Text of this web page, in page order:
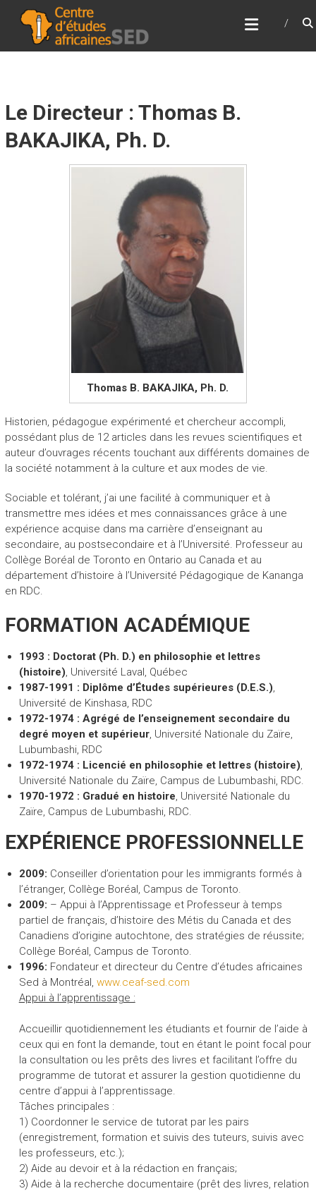
content
CENTRE D’ÉTUDES
AFRICAINES
Pour la renaissance de l'Afrique
Le Directeur : Thomas B.
BAKAJIKA, Ph. D.
Thomas B. BAKAJIKA, Ph. D.
Historien, pédagogue expérimenté et chercheur accompli,
possédant plus de 12 articles dans les revues scientifiques et
auteur d’ouvrages récents touchant aux différents domaines de
la société notamment à la culture et aux modes de vie.
Sociable et tolérant, j’ai une facilité à communiquer et à
transmettre mes idées et mes connaissances grâce à une
expérience acquise dans ma carrière d’enseignant au
secondaire, au postsecondaire et à l’Université. Professeur au
Collège Boréal de Toronto en Ontario au Canada et au
département d’histoire à l’Université Pédagogique de Kananga
en RDC.
FORMATION ACADÉMIQUE
1993 : Doctorat (Ph. D.) en philosophie et lettres
(histoire), Université Laval, Québec
1987-1991 : Diplôme d’Études supérieures (D.E.S.),
Université de Kinshasa, RDC
1972-1974 : Agrégé de l’enseignement secondaire du
degré moyen et supérieur, Université Nationale du Zaïre,
Lubumbashi, RDC
1972-1974 : Licencié en philosophie et lettres (histoire),
Université Nationale du Zaïre, Campus de Lubumbashi, RDC.
1970-1972 : Gradué en histoire, Université Nationale du
Zaïre, Campus de Lubumbashi, RDC.
EXPÉRIENCE PROFESSIONNELLE
2009: Conseiller d’orientation pour les immigrants formés à
l’étranger, Collège Boréal, Campus de Toronto.
2009: – Appui à l’Apprentissage et Professeur à temps
partiel de français, d’histoire des Métis du Canada et des
Canadiens d’origine autochtone, des stratégies de réussite;
Collège Boréal, Campus de Toronto.
1996: Fondateur et directeur du Centre d’études africaines
Sed à Montréal, www.ceaf-sed.com
Appui à l’apprentissage :
Accueillir quotidiennement les étudiants et fournir de l’aide à
ceux qui en font la demande, tout en étant le point focal pour
la consultation ou les prêts des livres et facilitant l’offre du
programme de tutorat et assurer la gestion quotidienne du
centre d’appui à l’apprentissage.
Tâches principales :
1) Coordonner le service de tutorat par les pairs
(enregistrement, formation et suivis des tuteurs, suivis avec
les professeurs, etc.);
2) Aide au devoir et à la rédaction en français;
3) Aide à la recherche documentaire (prêt des livres, relation